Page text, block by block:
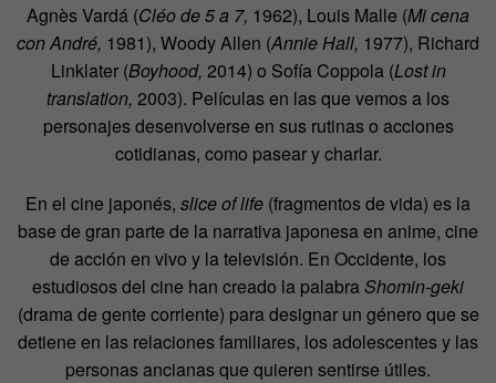
Agnès Vardá (Cléo de 5 a 7, 1962), Louis Malle (Mi cena
con André, 1981), Woody Allen (Annie Hall, 1977), Richard
Linklater (Boyhood, 2014) o Sofía Coppola (Lost in
translation, 2003). Películas en las que vemos a los
personajes desenvolverse en sus rutinas o acciones
cotidianas, como pasear y charlar.
En el cine japonés, slice of life (fragmentos de vida) es la
base de gran parte de la narrativa japonesa en anime, cine
de acción en vivo y la televisión. En Occidente, los
estudiosos del cine han creado la palabraShomin-geki
(drama de gente corriente) para designar un género que se
detiene en las relaciones familiares, los adolescentes y las
personas ancianas que quieren sentirse útiles.